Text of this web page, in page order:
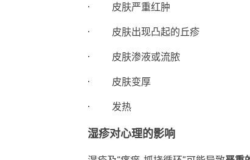
· 皮肤严重红肿
· 皮肤出现凸起的丘疹
· 皮肤渗液或流脓
· 皮肤变厚
· 发热
湿疹对心理的影响